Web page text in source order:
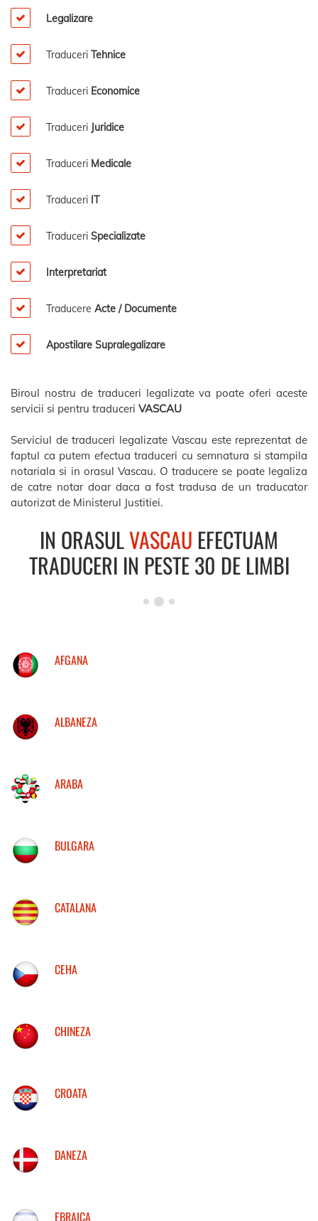
Legalizare
Traduceri Tehnice
Traduceri Economice
Traduceri Juridice
Traduceri Medicale
Traduceri IT
Traduceri Specializate
Interpretariat
Traducere Acte / Documente
Apostilare Supralegalizare
Biroul nostru de traduceri legalizate va poate oferi aceste
servicii si pentru traduceri VASCAU
Serviciul de traduceri legalizate Vascau este reprezentat de
faptul ca putem efectua traduceri cu semnatura si stampila
notariala si in orasul Vascau. O traducere se poate legaliza
de catre notar doar daca a fost tradusa de un traducator
autorizat de Ministerul Justitiei.
IN ORASULVASCAU EFECTUAM
TRADUCERI IN PESTE 30 DE LIMBI
AFGANA
ALBANEZA
ARABA
BULGARA
CATALANA
CEHA
CHINEZA
CROATA
DANEZA
EBRAICA